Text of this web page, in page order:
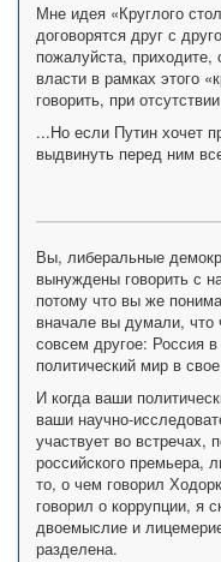
Мне идея «Круглого
договорятся друг с
пожалуйста, приходите,
власти в рамках этого
говорить, при
...Но если Путин хочет
выдвинуть перед ним
Вы, либеральные
вынуждены говорить с
потому что вы же
вначале вы думали, что
совсем другое: Россия
политический мир в
И когда ваши
ваши научно-
участвует во встречах,
российского премьера,
то, о чем говорил
говорил о коррупции, я
двоемыслие и
разделена.